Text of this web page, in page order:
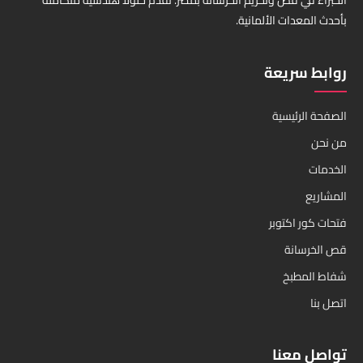
بأحدث المعدات الألمانية.
روابط سريعة
الصفحة الرئيسية
من نحن
الخدمات
المشاريع
فتحات كور اكتوبر
قص الخرسانة
شفاط المطبخ
اتصل بنا
تواصل معنا